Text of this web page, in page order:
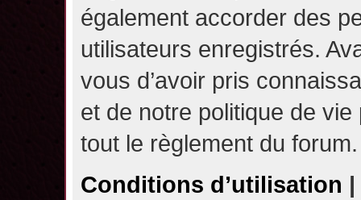
également accorder des
utilisateurs enregistrés.
vous d’avoir pris
et de notre politique de
tout le règlement du forum.
Conditions d’utilisation |